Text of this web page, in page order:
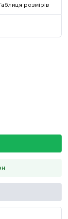
розмірів